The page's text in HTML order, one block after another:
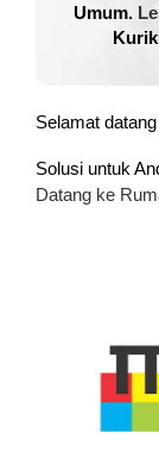
Umum.
Selamat
Solusi untuk
Datang ke